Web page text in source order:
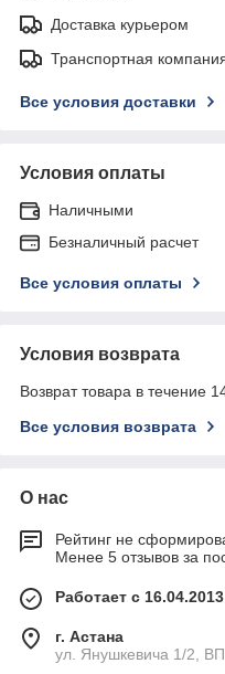
Доставка курьером
Транспортная
Все условия доставки
Условия оплаты
Наличными
Безналичный расчет
Все условия оплаты
Условия возврата
Возврат товара в течение
Все условия возврата
О нас
Рейтинг не
Менее 5 отзывов за
Работает с 16.04.2013
г. Астана
ул. Янушкевича 1/2,